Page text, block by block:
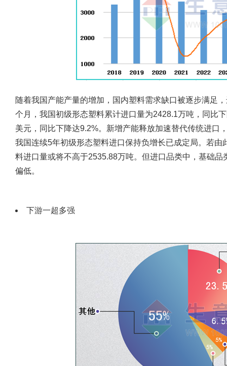
随着我国产能产量的增加，国内塑料需求缺口被逐步满足
个月，我国初级形态塑料累计进口量为2428.1万吨，同比
美元，同比下降达9.2%。新增产能释放加速替代传统进口
我国连续5年初级形态塑料进口保持负增长已成定局。若
料进口量或将不高于2535.88万吨。但进口品类中，基础
偏低。
下游一超多强